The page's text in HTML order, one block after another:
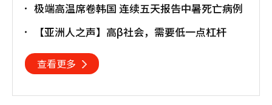
极端高温席卷韩国 连续五天报告中暑死亡病例
【亚洲人之声】高β社会，需要低一点杠杆
查看更多